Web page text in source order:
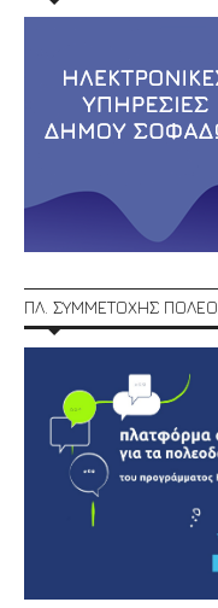
ΠΛ. ΣΥΜΜΕΤΟΧΗΣ